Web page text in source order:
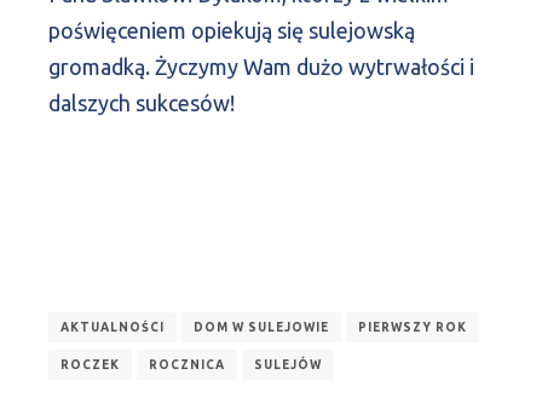
poświęceniem opiekują się sulejowską
gromadką. Życzymy Wam dużo wytrwałości i
dalszych sukcesów!
AKTUALNOŚCI DOM W SULEJOWIE PIERWSZY ROK
ROCZEK ROCZNICA SULEJÓW